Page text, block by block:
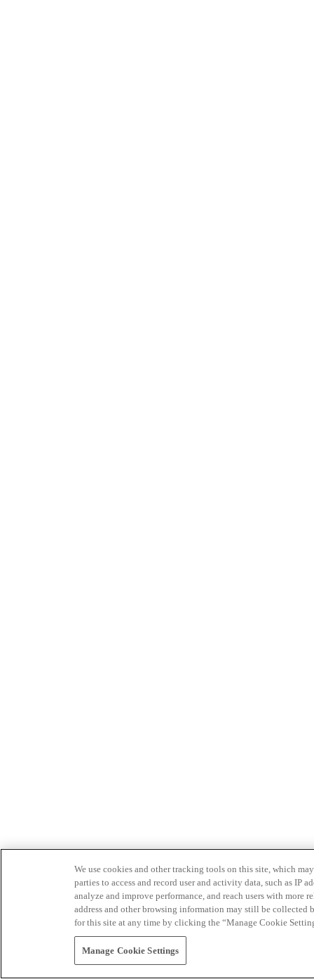
We use cookies and other tracking tools on this site, which
parties to access and record user and activity data, such as IP
analyze and improve performance, and reach users with
address and other browsing information may still be collected
for this site at any time by clicking the “Manage Cookie
Manage Cookie Settings